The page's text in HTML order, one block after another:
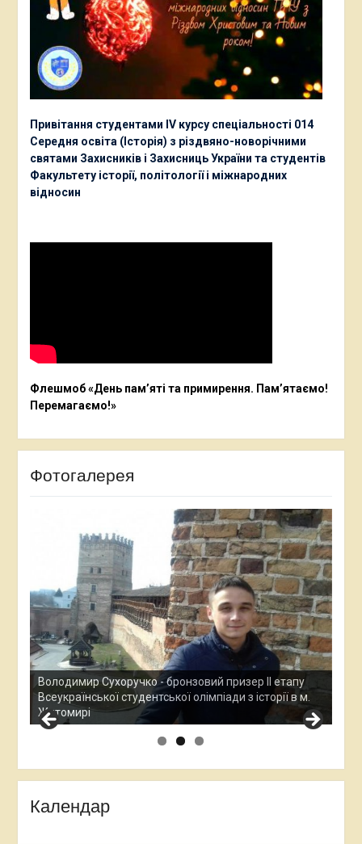
Привітання студентами ІV курсу спеціальності 014
Середня освіта (Історія) з різдвяно-новорічними
святами Захисників і Захисниць України та студентів
Факультету історії, політології і міжнародних
відносин
Флешмоб «День пам’яті та примирення. Пам’ятаємо!
Перемагаємо!»
Фотогалерея
Остап Кардаш - бронзовий призер ІІ етапу
Всеукраїнської студентської олімпади з історії в м.
Житомирі
Календар